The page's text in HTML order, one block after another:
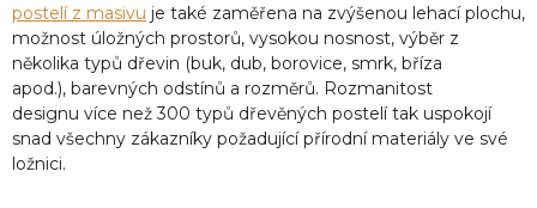
postelí z masivu je také zaměřena na zvýšenou lehací plochu,
možnost úložných prostorů, vysokou nosnost, výběr z
několika typů dřevin (buk, dub, borovice, smrk, bříza
apod.), barevných odstínů a rozměrů. Rozmanitost
designu více než 300 typů dřevěných postelí tak uspokojí
snad všechny zákazníky požadující přírodní materiály ve své
ložnici.